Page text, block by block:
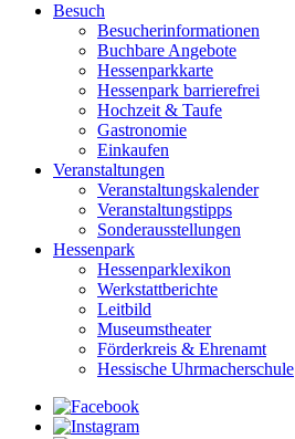
Besuch
Besucherinformationen
Buchbare Angebote
Hessenparkkarte
Hessenpark barrierefrei
Hochzeit & Taufe
Gastronomie
Einkaufen
Veranstaltungen
Veranstaltungskalender
Veranstaltungstipps
Sonderausstellungen
Hessenpark
Hessenparklexikon
Werkstattberichte
Leitbild
Museumstheater
Förderkreis & Ehrenamt
Hessische Uhrmacherschule